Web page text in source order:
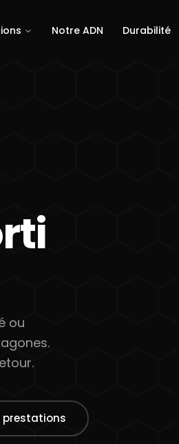
Notre ADN Durabilité
ou
prestations